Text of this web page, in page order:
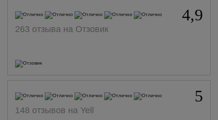
4,9
263 отзыва на Отзовик
5
148 отзывов на Yell